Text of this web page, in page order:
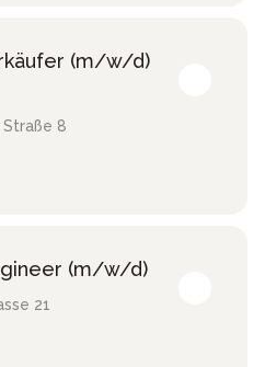
(m/w/d)
8
(m/w/d)
21